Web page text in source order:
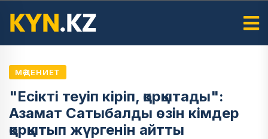
МӘДЕНИЕТ
"Есікті теуіп кіріп, қорқытады":
Азамат Сатыбалды өзін кімдер
қорқытып жүргенін айтты